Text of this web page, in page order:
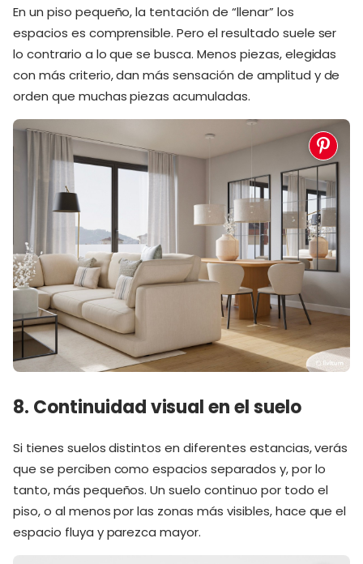
En un piso pequeño, la tentación de “llenar” los
espacios es comprensible. Pero el resultado suele ser
lo contrario a lo que se busca. Menos piezas, elegidas
con más criterio, dan más sensación de amplitud y de
orden que muchas piezas acumuladas.
8. Continuidad visual en el suelo
Si tienes suelos distintos en diferentes estancias, verás
que se perciben como espacios separados y, por lo
tanto, más pequeños. Un suelo continuo por todo el
piso, o al menos por las zonas más visibles, hace que el
espacio fluya y parezca mayor.